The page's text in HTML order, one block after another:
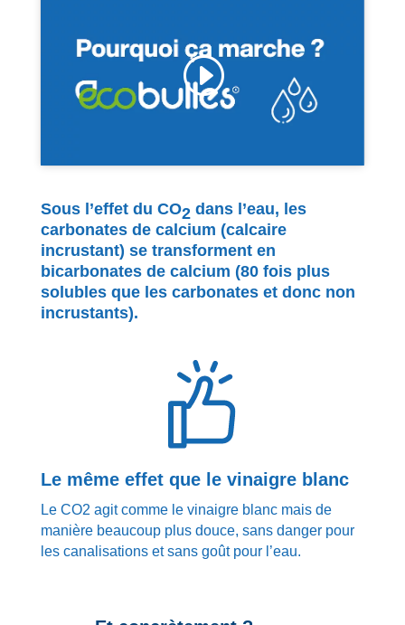
Cliquez pour accepter les cookies de
marketing et activer ce contenu
Sous l’effet du CO2 dans l’eau, les
carbonates de calcium (calcaire
incrustant) se transforment en
bicarbonates de calcium (80 fois plus
solubles que les carbonates et donc non
incrustants).
Le même effet que le vinaigre blanc
Le CO2 agit comme le vinaigre blanc mais de
manière beaucoup plus douce, sans danger pour
les canalisations et sans goût pour l’eau.